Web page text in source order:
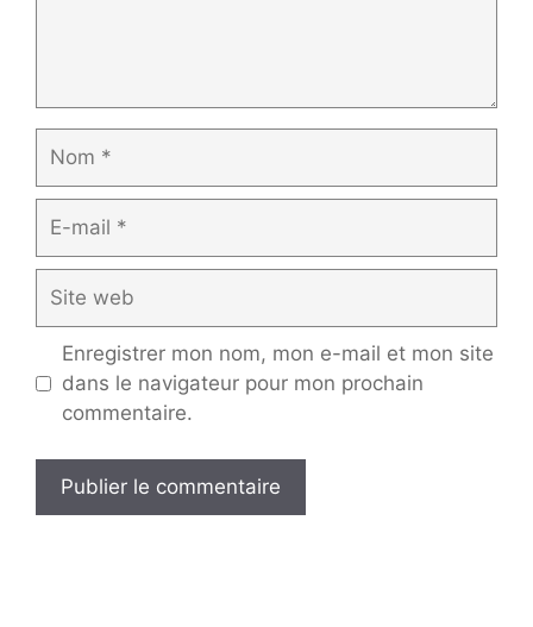
mail
web
Enregistrer mon nom, mon e-mail et mon site
dans le navigateur pour mon prochain
commentaire.